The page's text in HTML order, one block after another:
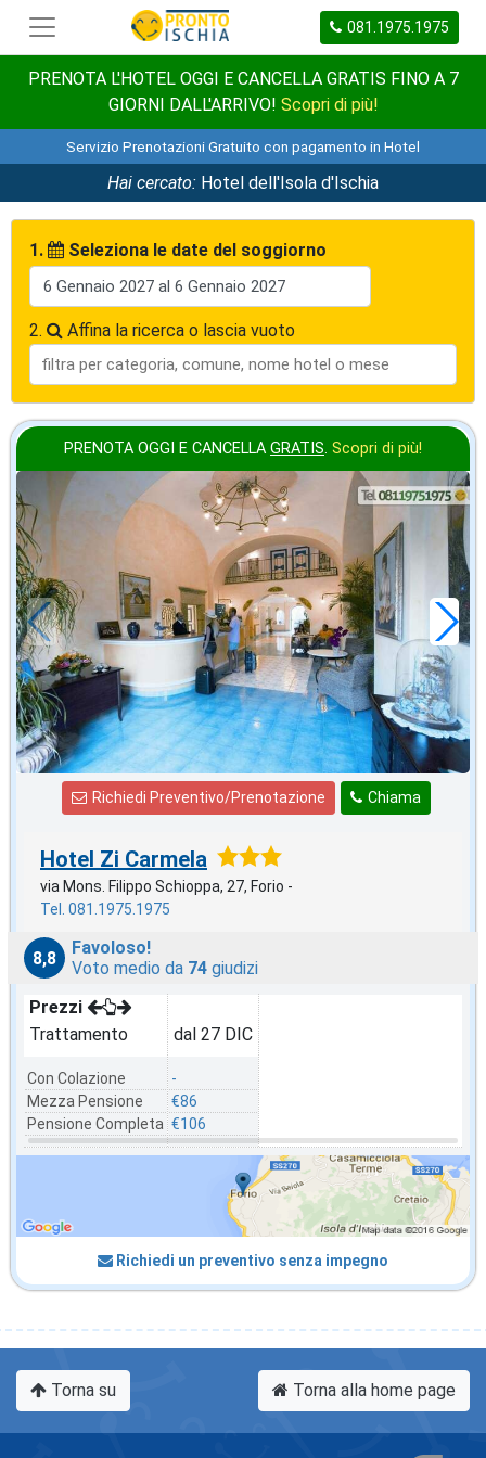
081.1975.1975
PRENOTA L'HOTEL OGGI E CANCELLA GRATIS FINO A 7
GIORNI DALL'ARRIVO! Scopri di più!
Servizio Prenotazioni Gratuito con pagamento in Hotel
Hai cercato: Hotel dell'Isola d'Ischia
1. Seleziona le date del soggiorno
2. Affina la ricerca o lascia vuoto
PRENOTA OGGI E CANCELLA GRATIS. Scopri di più!
2027 EPIFANIA
in offerta da
€86 ,71
a notte
Chiama
Richiedi Preventivo/Prenotazione
Hotel Zi Carmela
via Mons. Filippo Schioppa, 27, Forio -
Tel. 081.1975.1975
8,8
Favoloso!
Voto medio da 74 giudizi
Prezzi
Trattamento
Con Colazione
Mezza Pensione
Pensione Completa
dal 27 DIC
-
€86
€106
Richiedi un preventivo senza impegno
Torna su Torna alla home page